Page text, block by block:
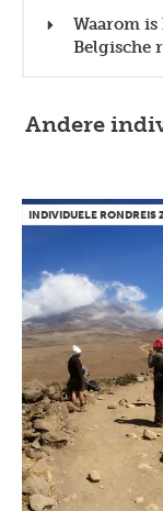
Waarom
Belgische
Andere
INDIVIDUELE RONDREIS